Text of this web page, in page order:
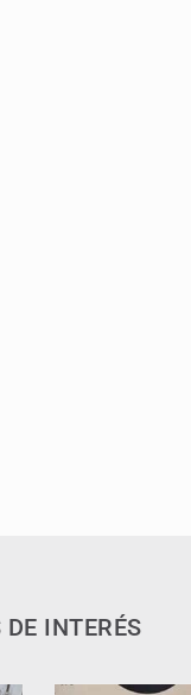
INTERÉS